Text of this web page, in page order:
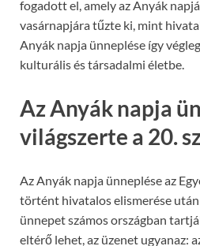
fogadott el, amely az Anyák
vasárnapjára tűzte ki, mint
Anyák napja ünneplése így
kulturális és társadalmi életbe.
Az Anyák napja
világszerte a 20.
Az Anyák napja ünneplése az
történt hivatalos elismerése
ünnepet számos országban
eltérő lehet, az üzenet ugyanaz: